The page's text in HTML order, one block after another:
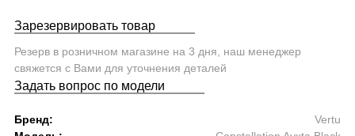
Зарезервировать товар
Резерв в розничном магазине на 3 дня, наш менеджер
свяжется с Вами для уточнения деталей
Задать вопрос по модели
Бренд:
Vertu